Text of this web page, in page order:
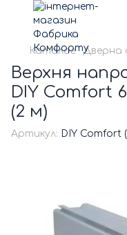
Каталог Дверна
Верхня
DIY Comfort
(2 м)
Артикул: DIY Comfort